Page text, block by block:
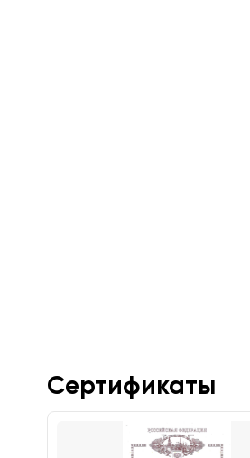
Сертификаты